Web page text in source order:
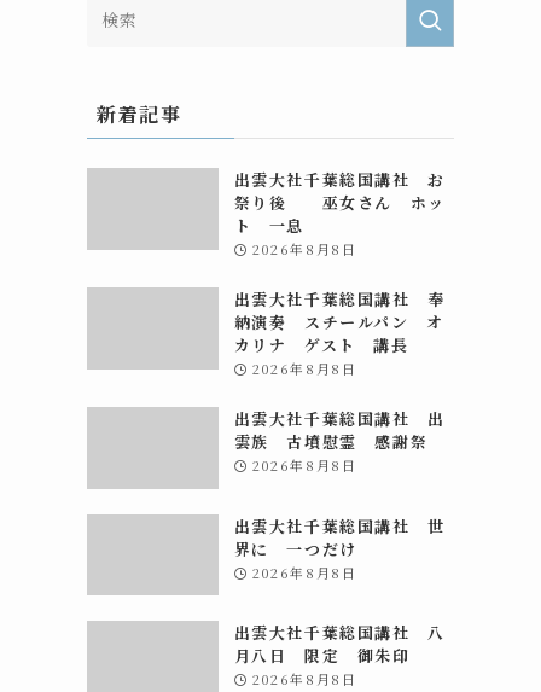
新着記事
出雲大社千葉総国講社 お
祭り後 巫女さん ホッ
ト 一息
2026年8月8日
出雲大社千葉総国講社 奉
納演奏 スチールパン オ
カリナ ゲスト 講長
2026年8月8日
出雲大社千葉総国講社 出
雲族 古墳慰霊 感謝祭
2026年8月8日
出雲大社千葉総国講社 世
界に 一つだけ
2026年8月8日
出雲大社千葉総国講社 八
月八日 限定 御朱印
2026年8月8日